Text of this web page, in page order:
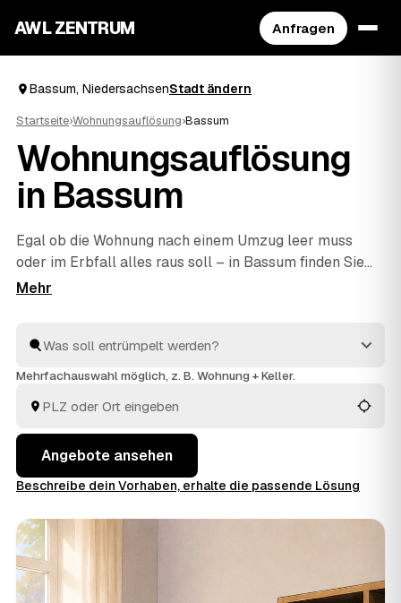
AWL ZENTRUM Anfragen
Bassum, NiedersachsenStadt ändern
Startseite›Wohnungsauflösung›Bassum
Wohnungsauflösung
in Bassum
Egal ob die Wohnung nach einem Umzug leer muss
oder im Erbfall alles raus soll – in Bassum finden Sie
mit AWL schnell den richtigen Partner. Eine kurze
Twistringen. Vom Ausräumen über die fachgerechte
Entsorgung bis zur besenreinen Übergabe ist alles
meisten Sinn ergibt.
Mehrfachauswahl möglich, z. B. Wohnung + Keller.
Angebote ansehen
Beschreibe dein Vorhaben, erhalte die passende Lösung